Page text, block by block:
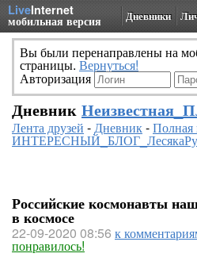
LiveInternet
мобильная версия Дневники
Вы были перенаправлены на
страницы. Вернуться!
Авторизация
Дневник
Лента друзей -Дневник-Полная
ИНТЕРЕСНЫЙ_БЛОГ_ЛесякаРу
Российские космонавты
в космосе
22-09-2020 08:56 к
понравилось!